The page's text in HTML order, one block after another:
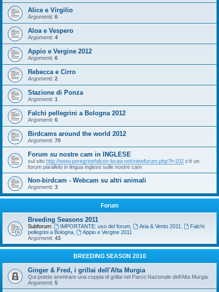
Alice e Virgilio
Argomenti: 6
Aloa e Vespero
Argomenti: 4
Appio e Vergine 2012
Argomenti: 6
Rebecca e Cirro
Argomenti: 2
Stazione di Ponza
Argomenti: 1
Falchi pellegrini a Bologna 2012
Argomenti: 6
Birdcams around the world 2012
Argomenti: 70
Forum su nostre cam in INGLESE
sul sito http://www.peregrinefalcon-bcaw.net/viewforum.php?f=102 c'è un
forum parallelo in lingua inglese sulle nostre cam
Non-birdcam - Webcam su altri animali
Argomenti: 3
Forum
Breeding Seasons 2011
Subforum: IMPORTANTE: uso del forum, Aria & Vento 2011
Falchi
pellegrini a Bologna
Appio e Vergine 2011
Argomenti: 43
BREEDING SEASON 2010
Ginger & Fred, i grillai dell'Alta Murgia
Qui potete ammirare una coppia di grillai nel Parco Nazionale dell'Alta Murgia.
Argomenti: 5